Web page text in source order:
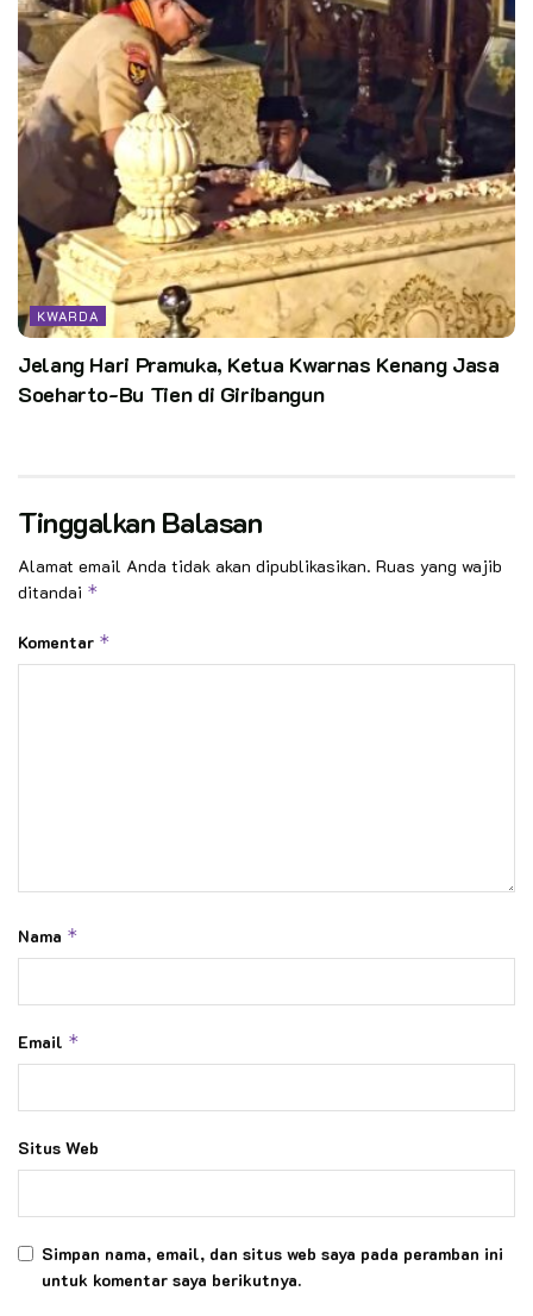
KWARDA
Jelang Hari Pramuka, Ketua Kwarnas Kenang Jasa
Soeharto-Bu Tien di Giribangun
Tinggalkan Balasan
Alamat email Anda tidak akan dipublikasikan. Ruas yang wajib
ditandai *
Komentar *
Nama *
Email *
Situs Web
Simpan nama, email, dan situs web saya pada peramban ini
untuk komentar saya berikutnya.